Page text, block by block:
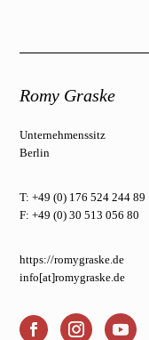
Romy Graske
Unternehmenssitz
Berlin
T: +49 (0) 176 524 244 89
F: +49 (0) 30 513 056 80
https://romygraske.de
info[at]romygraske.de